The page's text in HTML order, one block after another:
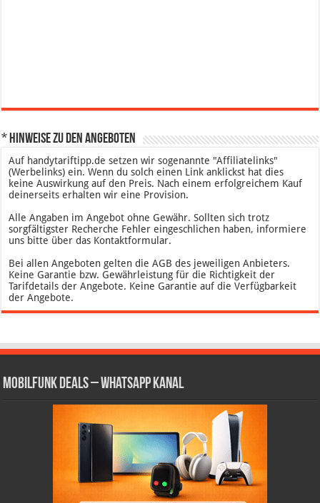
* Hinweise zu den Angeboten
Auf handytariftipp.de setzen wir sogenannte "Affiliatelinks"
(Werbelinks) ein. Wenn du solch einen Link anklickst hat dies
keine Auswirkung auf den Preis. Nach einem erfolgreichem Kauf
deinerseits erhalten wir eine Provision.
Alle Angaben im Angebot ohne Gewähr. Sollten sich trotz
sorgfältigster Recherche Fehler eingeschlichen haben, informiere
uns bitte über das Kontaktformular.
Bei allen Angeboten gelten die AGB des jeweiligen Anbieters.
Keine Garantie bzw. Gewährleistung für die Richtigkeit der
Tarifdetails der Angebote. Keine Garantie auf die Verfügbarkeit
der Angebote.
Mobilfunk Deals – WhatsApp Kanal